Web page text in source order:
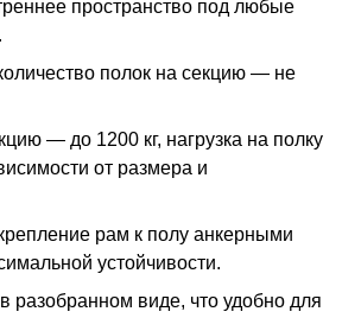
пространство под любые
полок на секцию — не
— до 1200 кг, нагрузка на полку
от размера и
рам к полу анкерными
устойчивости.
разобранном виде, что удобно для